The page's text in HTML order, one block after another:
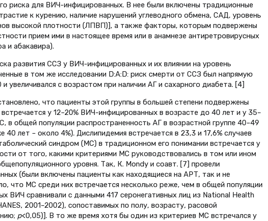
риска для ВИЧ-инфицированных. В нее были включены традиционные
к курению, наличие нарушений углеводного обмена, САД, уровень
высокой плотности (ЛПВП)], а также факторы, которым подвержены
прием ими в настоящее время или в анамнезе антиретровирусных
и абакавира).
развития ССЗ у ВИЧ-инфицированных и их влиянии на уровень
в том же исследовании D:A:D: риск смерти от ССЗ был напрямую
увеличивался с возрастом при наличии АГ и сахарного диабета. [4]
что пациенты этой группы в бoльшей степени подвержены
у 12–20% ВИЧ-инфицированных в возрасте до 40 лет и у 35–
в общей популяции распространенность АГ в возрастной группе 40–49
лет – около 4%). Дислипидемия встречается в 23,3 и 17,6% случаев
синдром (МС) в традиционном его понимании встречается у
от того, какими критериями МС руководствовались в том или ином
уровня. Так, К. Mondy и соавт. [7] провели
(были включены пациенты как находящиеся на АРТ, так и не
что МС среди них встречается несколько реже, чем в общей популяции
ВИЧ сравнивали с данными 417 серонегативных лиц из National Health
2001–2002), сопоставимых по полу, возрасту, расовой
p<0,05)]. В то же время хотя бы один из критериев МС встречался у